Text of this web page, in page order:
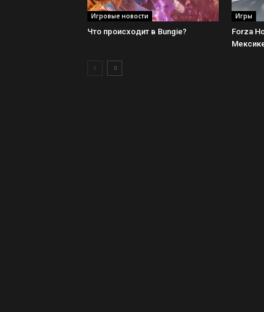
Игровые новости
Что происходит в Bungie?
Игры
Forza